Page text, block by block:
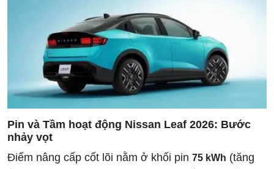
Pin và Tầm hoạt động Nissan Leaf 2026: Bước
nhảy vọt
Điểm nâng cấp cốt lõi nằm ở khối pin 75 kWh (tăng